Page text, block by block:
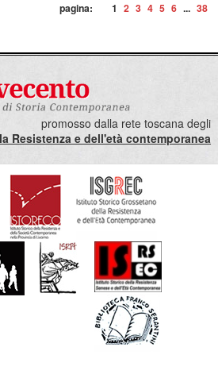
pagina: 1 2 3 4 5 6 ... 38
promosso dalla rete toscana degli
Resistenza e dell'età contemporanea